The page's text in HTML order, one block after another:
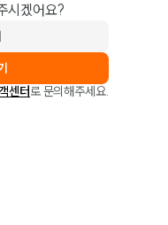
시겠어요?
센터로 문의해주세요.